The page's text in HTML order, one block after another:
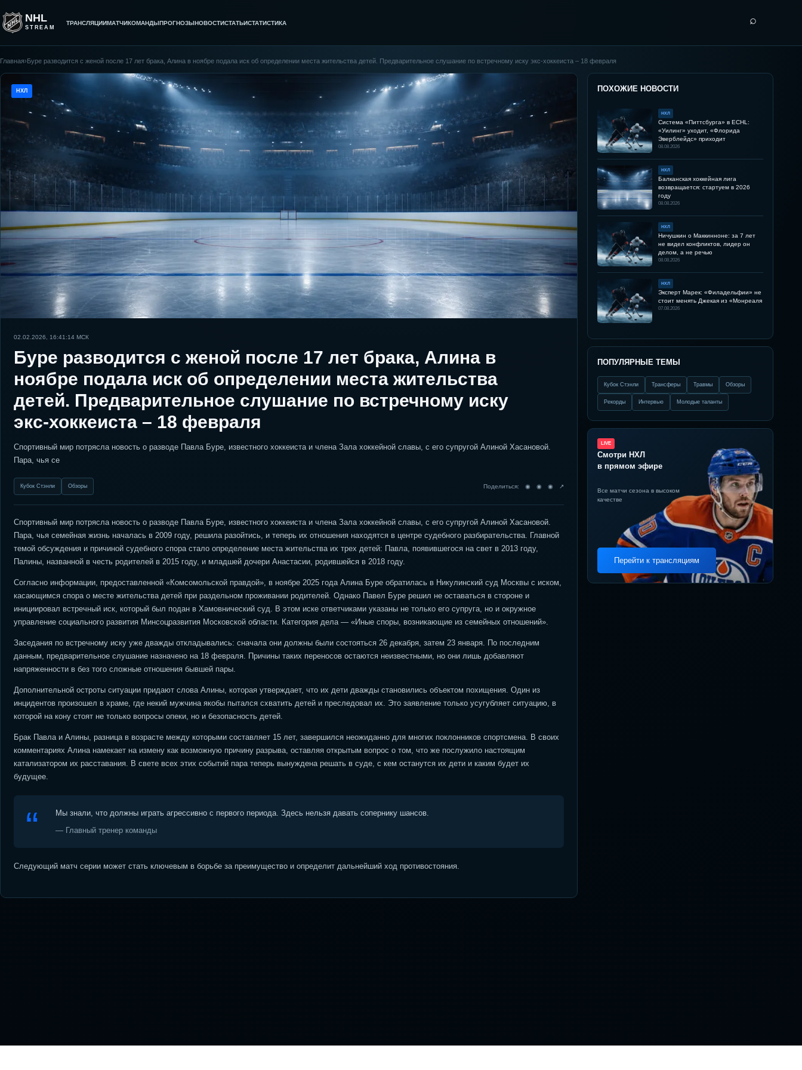
NHL
STREAM
ТРАНСЛЯЦИИМАТЧИКОМАНДЫПРОГНОЗЫНОВОСТИСТАТЬИСТАТИСТИКА ⌕
Главная›Буре разводится с женой после 17 лет брака, Алина в ноябре подала иск об определении места жительства детей. Предварительное слушание по встречному иску экс-хоккеиста – 18 февраля
НХЛ
02.02.2026, 16:41:14 МСК
Буре разводится с женой после 17 лет брака, Алина в
ноябре подала иск об определении места жительства
детей. Предварительное слушание по встречному иску
экс-хоккеиста – 18 февраля
Спортивный мир потрясла новость о разводе Павла Буре, известного хоккеиста и члена Зала хоккейной славы, с его супругой Алиной Хасановой.
Пара, чья се
Кубок Стэнли Обзоры Поделиться: ◉ ◉ ◉ ↗
Спортивный мир потрясла новость о разводе Павла Буре, известного хоккеиста и члена Зала хоккейной славы, с его супругой Алиной Хасановой.
Пара, чья семейная жизнь началась в 2009 году, решила разойтись, и теперь их отношения находятся в центре судебного разбирательства. Главной
темой обсуждения и причиной судебного спора стало определение места жительства их трех детей: Павла, появившегося на свет в 2013 году,
Палины, названной в честь родителей в 2015 году, и младшей дочери Анастасии, родившейся в 2018 году.
Согласно информации, предоставленной «Комсомольской правдой», в ноябре 2025 года Алина Буре обратилась в Никулинский суд Москвы с иском,
касающимся спора о месте жительства детей при раздельном проживании родителей. Однако Павел Буре решил не оставаться в стороне и
инициировал встречный иск, который был подан в Хамовнический суд. В этом иске ответчиками указаны не только его супруга, но и окружное
управление социального развития Минсоцразвития Московской области. Категория дела — «Иные споры, возникающие из семейных отношений».
Заседания по встречному иску уже дважды откладывались: сначала они должны были состояться 26 декабря, затем 23 января. По последним
данным, предварительное слушание назначено на 18 февраля. Причины таких переносов остаются неизвестными, но они лишь добавляют
напряженности в без того сложные отношения бывшей пары.
Дополнительной остроты ситуации придают слова Алины, которая утверждает, что их дети дважды становились объектом похищения. Один из
инцидентов произошел в храме, где некий мужчина якобы пытался схватить детей и преследовал их. Это заявление только усугубляет ситуацию, в
которой на кону стоят не только вопросы опеки, но и безопасность детей.
Брак Павла и Алины, разница в возрасте между которыми составляет 15 лет, завершился неожиданно для многих поклонников спортсмена. В своих
комментариях Алина намекает на измену как возможную причину разрыва, оставляя открытым вопрос о том, что же послужило настоящим
катализатором их расставания. В свете всех этих событий пара теперь вынуждена решать в суде, с кем останутся их дети и каким будет их
будущее.
Мы знали, что должны играть агрессивно с первого периода. Здесь нельзя давать сопернику шансов.
— Главный тренер команды
Следующий матч серии может стать ключевым в борьбе за преимущество и определит дальнейший ход противостояния.
ПОХОЖИЕ НОВОСТИ
НХЛ
Система «Питтсбурга» в ECHL:
«Уилинг» уходит, «Флорида
Эверблейдс» приходит
08.08.2026
НХЛ
Балканская хоккейная лига
возвращается: стартуем в 2026
году
08.08.2026
НХЛ
Ничушкин о Маккинноне: за 7 лет
не видел конфликтов, лидер он
делом, а не речью
08.08.2026
НХЛ
Эксперт Марек: «Филадельфии» не
стоит менять Джекая из «Монреаля
07.08.2026
ПОПУЛЯРНЫЕ ТЕМЫ
Кубок Стэнли Трансферы Травмы Обзоры
Рекорды Интервью Молодые таланты
LIVE
Смотри НХЛ
в прямом эфире
Все матчи сезона в высоком
качестве
Перейти к трансляциям